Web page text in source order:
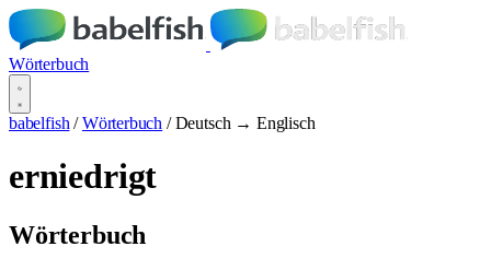
Wörterbuch
babelfish / Wörterbuch / Deutsch → Englisch
erniedrigt
Wörterbuch